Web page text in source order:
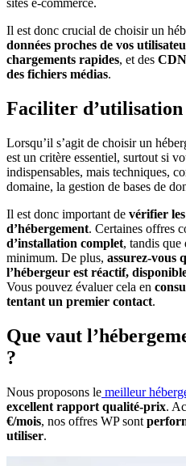
sites e-commerce.
Il est donc crucial de choisir un
données proches de vos
chargements rapides, et des
des fichiers médias.
Faciliter d’utilisation
Lorsqu’il s’agit de choisir un
est un critère essentiel, surtout si
indispensables, mais techniques,
domaine, la gestion de bases de
Il est donc important de vérifier
d’hébergement. Certaines offres
d’installation complet, tandis que
minimum. De plus, assurez-vous
l’hébergeur est réactif,
Vous pouvez évaluer cela en
tentant un premier contact.
Que vaut
?
Nous proposons le meilleur
excellent rapport qualité-prix.
€/mois, nos offres WP sont
utiliser.